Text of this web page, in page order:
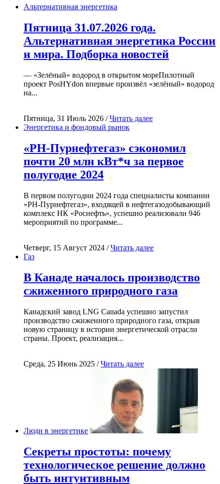
Альтернативная энергетика
Пятница 31.07.2026 года.
Альтернативная энергетика России
и мира. Подборка новостей
— «Зелёный» водород в открытом мореПилотный
проект PosHYdon впервые произвёл «зелёный» водород
на...
Пятница, 31 Июль 2026 /Читать далее
Энергетика и фондовый рынок
«РН-Пурнефтегаз» сэкономил
почти 20 млн кВт*ч за первое
полугодие 2024
В первом полугодии 2024 года специалисты компании
«РН-Пурнефтегаз», входящей в нефтегазодобывающий
комплекс НК «Роснефть», успешно реализовали 946
мероприятий по программе...
Четверг, 15 Август 2024 /Читать далее
Газ
В Канаде началось производство
сжиженного природного газа
Канадский завод LNG Canada успешно запустил
производство сжиженного природного газа, открыв
новую страницу в истории энергетической отрасли
страны. Проект, реализация...
Среда, 25 Июнь 2025 /Читать далее
Люди в энергетике
Секреты простоты: почему
технологическое решение должно
быть интуитивным